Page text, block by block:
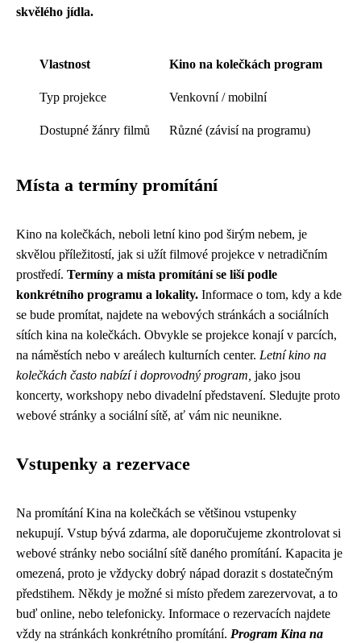
skvělého jídla.
Vlastnost Kino na kolečkách program
Typ projekce Venkovní / mobilní
Dostupné žánry filmů Různé (závisí na programu)
Místa a termíny promítání
Kino na kolečkách, neboli letní kino pod širým nebem, je
skvělou příležitostí, jak si užít filmové projekce v netradičním
prostředí. Termíny a místa promítání se liší podle
konkrétního programu a lokality. Informace o tom, kdy a kde
se bude promítat, najdete na webových stránkách a sociálních
sítích kina na kolečkách. Obvykle se projekce konají v parcích,
na náměstích nebo v areálech kulturních center. Letní kino na
kolečkách často nabízí i doprovodný program, jako jsou
koncerty, workshopy nebo divadelní představení. Sledujte proto
webové stránky a sociální sítě, ať vám nic neunikne.
Vstupenky a rezervace
Na promítání Kina na kolečkách se většinou vstupenky
nekupují. Vstup bývá zdarma, ale doporučujeme zkontrolovat si
webové stránky nebo sociální sítě daného promítání. Kapacita je
omezená, proto je vždycky dobrý nápad dorazit s dostatečným
předstihem. Někdy je možné si místo předem zarezervovat, a to
buď online, nebo telefonicky. Informace o rezervacích najdete
vždy na stránkách konkrétního promítání. Program Kina na